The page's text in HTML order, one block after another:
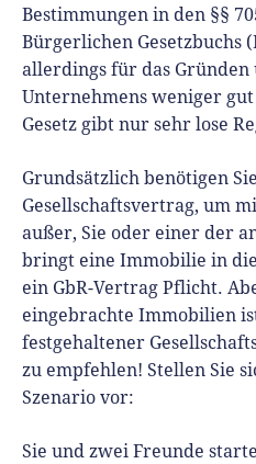
Bestimmungen in den §§
Bürgerlichen Gesetzbuchs
allerdings für das Gründen
Unternehmens weniger
Gesetz gibt nur sehr lose
Grundsätzlich benötigen
Gesellschaftsvertrag, um
außer, Sie oder einer der
bringt eine Immobilie in
ein GbR-Vertrag Pflicht.
eingebrachte Immobilien
festgehaltener
zu empfehlen! Stellen Sie
Szenario vor:
Sie und zwei Freunde